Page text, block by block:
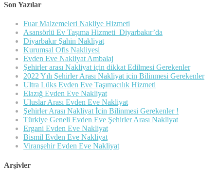
Son Yazılar
Fuar Malzemeleri Nakliye Hizmeti
Asansörlü Ev Taşıma Hizmeti Diyarbakır’da
Diyarbakır Şahin Nakliyat
Kurumsal Ofis Nakliyesi
Evden Eve Nakliyat Ambalaj
Şehirler arası Nakliyat için dikkat Edilmesi Gerekenler
2022 Yılı Şehirler Arası Nakliyat için Bilinmesi Gerekenler
Ultra Lüks Evden Eve Taşımacılık Hizmeti
Elazığ Evden Eve Nakliyat
Uluslar Arası Evden Eve Nakliyat
Şehirler Arası Nakliyat İçin Bilinmesi Gerekenler !
Türkiye Geneli Evden Eve Şehirler Arası Nakliyat
Ergani Evden Eve Nakliyat
Bismil Evden Eve Nakliyat
Viranşehir Evden Eve Nakliyat
Arşivler